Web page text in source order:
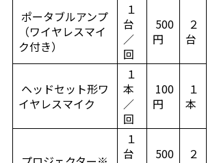
ポータブルアンプ
（ワイヤレスマイ
ク付き）
１
台
／
回
500
円
２
台
ヘッドセット形ワ
イヤレスマイク
１
本
／
回
100
円
１
本
１
台
500
２